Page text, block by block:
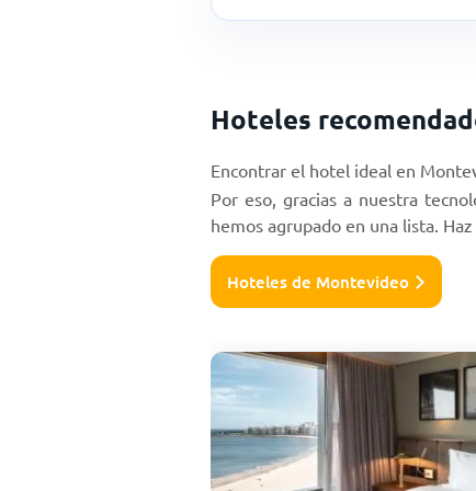
Hoteles
Encontrar el hotel ideal en
Por eso, gracias a nuestra
hemos agrupado en una lista.
Hoteles de Montevideo